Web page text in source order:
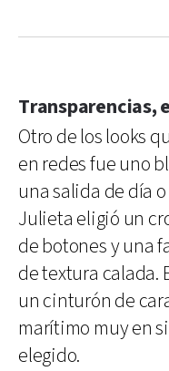
Transparencias,
Otro de los looks
en redes fue uno
una salida de día
Julieta eligió un
de botones y una
de textura calada.
un cinturón de
marítimo muy en
elegido.